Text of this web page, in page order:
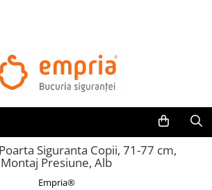
pat
copii
Siguranta Copii, 71-77 cm,
Montaj Presiune, Alb
Empria®